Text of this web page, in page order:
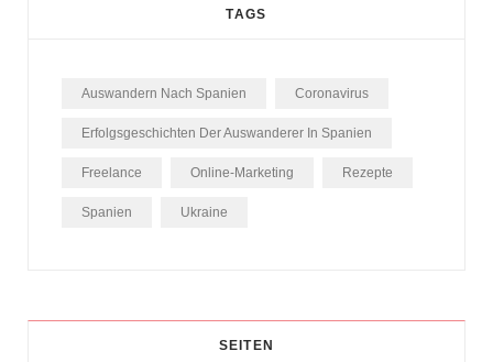
TAGS
Auswandern Nach Spanien Coronavirus
Erfolgsgeschichten Der Auswanderer In Spanien
Freelance Online-Marketing Rezepte
Spanien Ukraine
SEITEN